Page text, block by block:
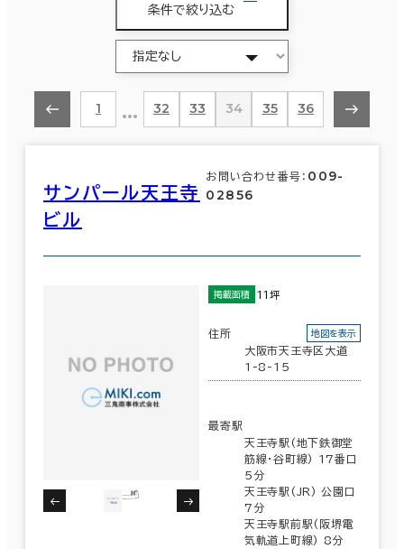
条件で絞り込む
1 … 32 33 34 35 36
サンパール天王寺
ビル
お問い合わせ番号： 009-
02856
掲載面積 11坪
住所
大阪市天王寺区大道
1-8-15
地図を表示
最寄駅
天王寺駅(地下鉄御堂
筋線･谷町線) 17番口
5分
天王寺駅(JR) 公園口
7分
天王寺駅前駅(阪堺電
気軌道上町線) 8分